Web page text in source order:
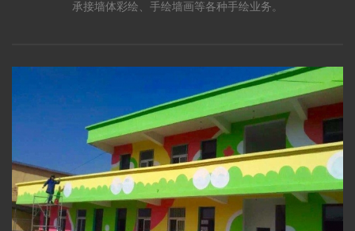
承接墙体彩绘、手绘墙画等各种手绘业务。